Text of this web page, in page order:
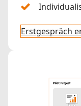
Erstgespräch